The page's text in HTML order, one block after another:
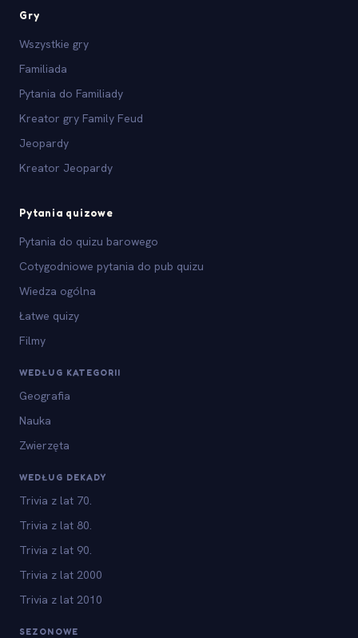
Gry
Wszystkie gry
Familiada
Pytania do Familiady
Kreator gry Family Feud
Jeopardy
Kreator Jeopardy
Pytania quizowe
Pytania do quizu barowego
Cotygodniowe pytania do pub quizu
Wiedza ogólna
Łatwe quizy
Filmy
WEDŁUG KATEGORII
Geografia
Nauka
Zwierzęta
WEDŁUG DEKADY
Trivia z lat 70.
Trivia z lat 80.
Trivia z lat 90.
Trivia z lat 2000
Trivia z lat 2010
SEZONOWE